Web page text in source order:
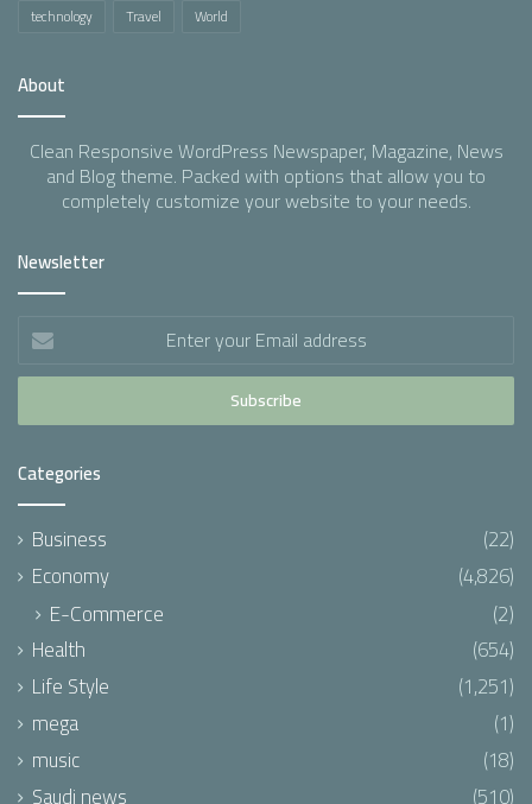
technology
Travel World
About
Clean Responsive WordPress Newspaper, Magazine, News
and Blog theme. Packed with options that allow you to
completely customize your website to your needs.
Newsletter
Enter
your
Email
Categories
Business
(22)
Economy
(4,826)
E-Commerce (2)
Health
(654)
Life Style
(1,251)
mega
(1)
music
(18)
Saudi news
(510)